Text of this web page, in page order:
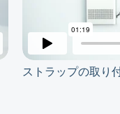
ストラップの取り